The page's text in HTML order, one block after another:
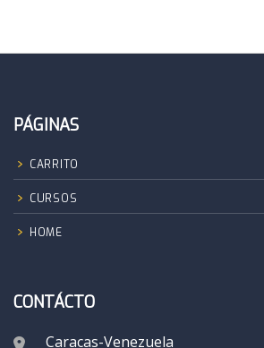
PÁGINAS
CARRITO
CURSOS
HOME
CONTÁCTO
Caracas-Venezuela